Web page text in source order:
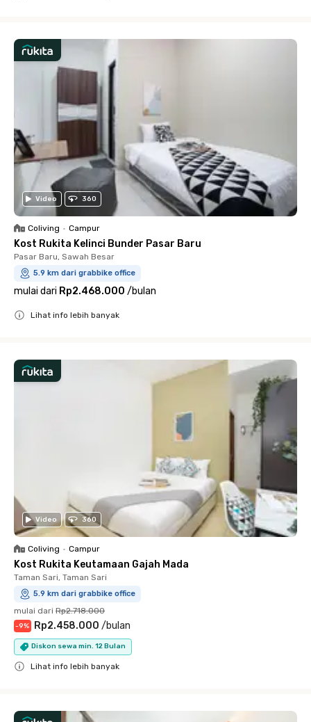
Video 360
Coliving • Campur
Kost Rukita Kelinci Bunder Pasar Baru
Pasar Baru, Sawah Besar
5.9 km dari grabbike office
mulai dari Rp2.468.000 /bulan
Lihat info lebih banyak
Video 360
Coliving • Campur
Kost Rukita Keutamaan Gajah Mada
Taman Sari, Taman Sari
5.9 km dari grabbike office
mulai dari Rp2.718.000
-9% Rp2.458.000 /bulan
Diskon sewa min. 12 Bulan
Lihat info lebih banyak